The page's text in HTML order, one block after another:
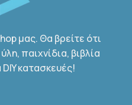
μας. Θα βρείτε ότι
παιχνίδια, βιβλία
κατασκευές!